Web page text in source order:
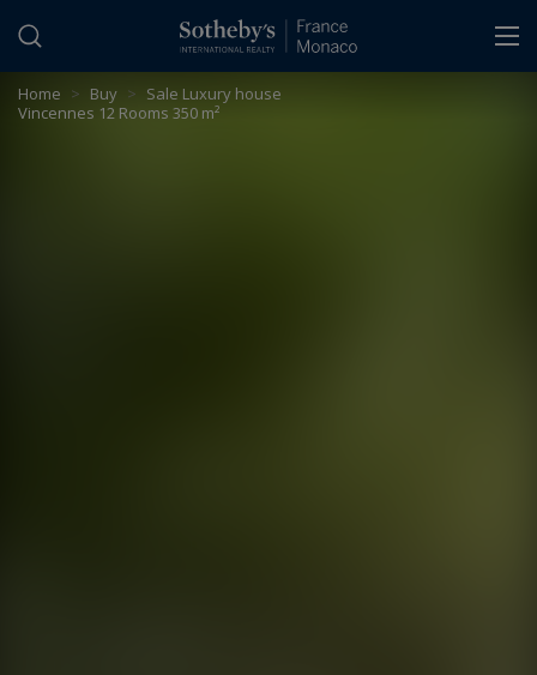
Home > Buy > Sale Luxury house
Vincennes 12 Rooms 350 m²